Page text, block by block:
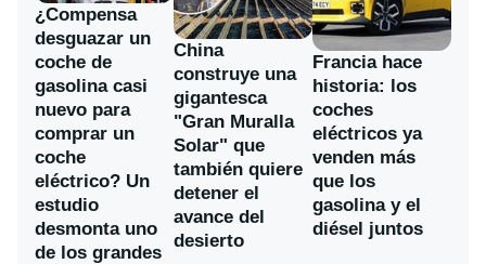
¿Compensa
desguazar un
coche de
gasolina casi
nuevo para
comprar un
coche
eléctrico? Un
estudio
desmonta uno
de los grandes
China
construye una
gigantesca
"Gran Muralla
Solar" que
también quiere
detener el
avance del
desierto
Francia hace
historia: los
coches
eléctricos ya
venden más
que los
gasolina y el
diésel juntos